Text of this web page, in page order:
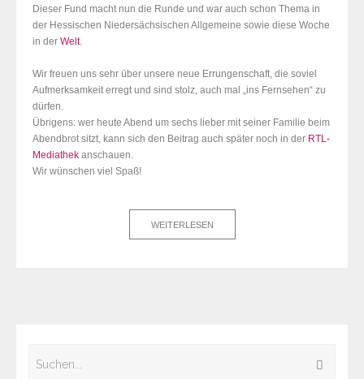
Dieser Fund macht nun die Runde und war auch schon Thema in
der Hessischen Niedersächsischen Allgemeine sowie diese Woche
in der Welt.
Wir freuen uns sehr über unsere neue Errungenschaft, die soviel
Aufmerksamkeit erregt und sind stolz, auch mal „ins Fernsehen“ zu
dürfen.
Übrigens: wer heute Abend um sechs lieber mit seiner Familie beim
Abendbrot sitzt, kann sich den Beitrag auch später noch in der RTL-
Mediathek anschauen.
Wir wünschen viel Spaß!
WEITERLESEN